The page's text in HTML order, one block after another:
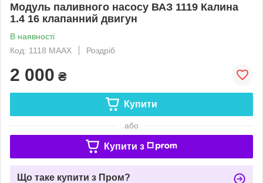
Модуль паливного насосу ВАЗ 1119 Калина
1.4 16 клапанний двигун
В наявності
Код: 1118 MAAX
Роздріб
2 000 ₴
Купити
або
Купити з
Що таке купити з Пром?